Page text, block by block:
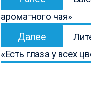
записям
ароматного чая»
Далее
«Есть глаза у всех